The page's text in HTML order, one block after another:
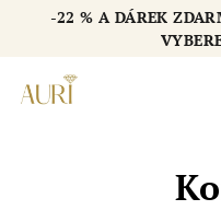
-22 % A DÁREK
Chatbot